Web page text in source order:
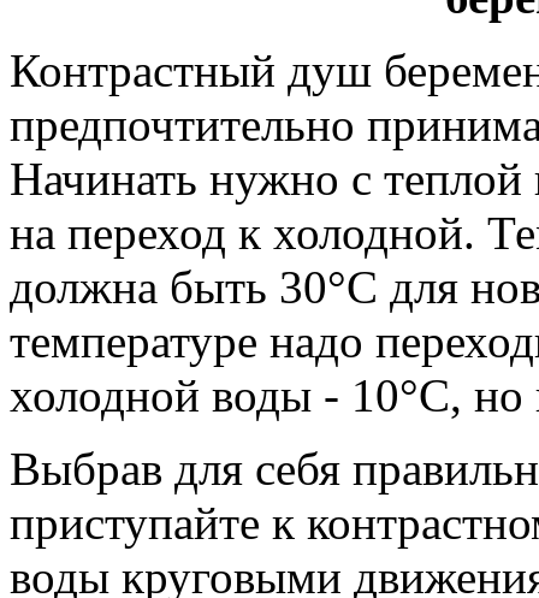
Контрастный душ
предпочтительно
Начинать нужно с теплой
на переход к холодной.
должна быть 30°С для
температуре надо
холодной воды - 10°С, но
Выбрав для себя
приступайте к
воды круговыми